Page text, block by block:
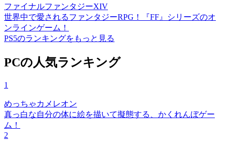
ファイナルファンタジーXIV
世界中で愛されるファンタジーRPG！『FF』シリーズのオ
ンラインゲーム！
PS5のランキングをもっと見る
PCの人気ランキング
1
めっちゃカメレオン
真っ白な自分の体に絵を描いて擬態する、かくれんぼゲー
ム！
2